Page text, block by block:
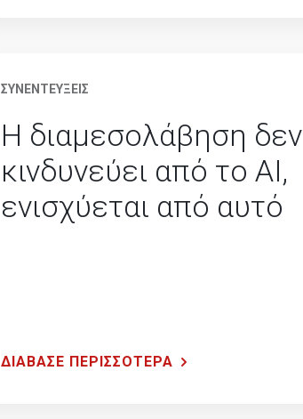
ΣΥΝΕΝΤΕΥΞΕΙΣ
Η διαμεσολάβηση δεν
κινδυνεύει από το AI,
ενισχύεται από αυτό
ΔΙΑΒΑΣΕ ΠΕΡΙΣΣΟΤΕΡΑ